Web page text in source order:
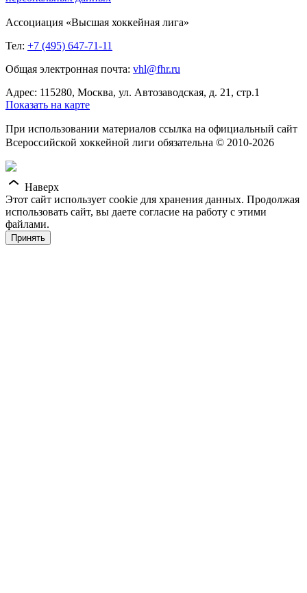
Ассоциация «Высшая хоккейная лига»
Тел: +7 (495) 647-71-11
Общая электронная почта: vhl@fhr.ru
Адрес: 115280, Москва, ул. Автозаводская, д. 21, стр.1
Показать на карте
При использовании материалов ссылка на официальный сайт
Всероссийской хоккейной лиги обязательна © 2010-2026
Наверх
Этот сайт использует cookie для хранения данных. Продолжая
использовать сайт, вы даете согласие на работу с этими
файлами.
Принять